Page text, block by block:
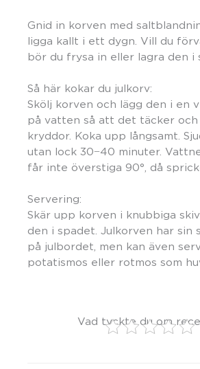
Gnid in korven med
ligga kallt i ett dygn. Vill du
bör du frysa in eller lagra den i
Så här kokar du julkorv:
Skölj korven och lägg den i en
på vatten så att det täcker
kryddor. Koka upp långsamt.
utan lock 30−40 minuter.
får inte överstiga 90°, då
Servering:
Skär upp korven i knubbiga
den i spadet. Julkorven har sin
på julbordet, men kan även
potatismos eller rotmos som
Vad tyckte du om